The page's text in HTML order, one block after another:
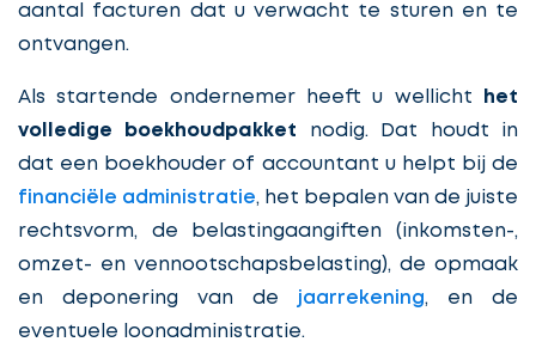
aantal facturen dat u verwacht te sturen en te
ontvangen.
Als startende ondernemer heeft u wellicht
het
volledige boekhoudpakket nodig. Dat houdt in
dat een boekhouder of accountant u helpt bij de
financiële administratie, het bepalen van de juiste
rechtsvorm, de belastingaangiften (inkomsten-,
omzet- en vennootschapsbelasting), de opmaak
en deponering van de jaarrekening, en de
eventuele loonadministratie.